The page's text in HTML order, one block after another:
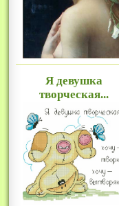
Я девушка
творческая...